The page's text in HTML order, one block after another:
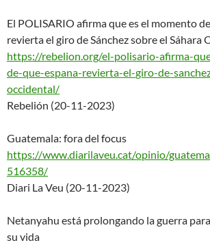
El POLISARIO afirma que es el momento
revierta el giro de Sánchez sobre el Sáhara
https://rebelion.org/el-polisario-afirma-
de-que-espana-revierta-el-giro-de-
occidental/
Rebelión (20-11-2023)
Guatemala: fora del focus
https://www.diarilaveu.cat/opinio/
516358/
Diari La Veu (20-11-2023)
Netanyahu está prolongando la guerra
su vida